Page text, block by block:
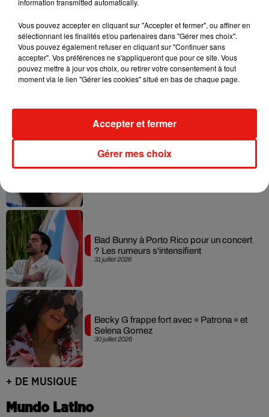
Becky G sur son nouveau single
Escapade à Guadalajara
Laura Pausini : retour confirmé à l'Accor
Arena de Paris
31 juillet 2026
Bad Bunny à Porto Rico pour un concert
? Les rumeurs s'intensifient
30 juillet 2026
Becky G frappe fort avec « Patrona » et
Selena Gomez
+ DE MUSIQUE
Mundo Latino
information transmitted automatically.
Vous pouvez accepter en cliquant sur "Accepter et fermer", ou affiner en
sélectionnant les finalités et/ou partenaires dans "Gérer mes choix".
Vous pouvez également refuser en cliquant sur "Continuer sans
accepter". Vos préférences ne s'appliqueront que pour ce site. Vous
pouvez mettre à jour vos choix, ou retirer votre consentement à tout
moment via le lien "Gérer les cookies" situé en bas de chaque page.
Gérer mes choix
Accepter et fermer